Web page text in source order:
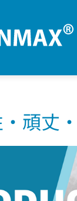
頑丈‧